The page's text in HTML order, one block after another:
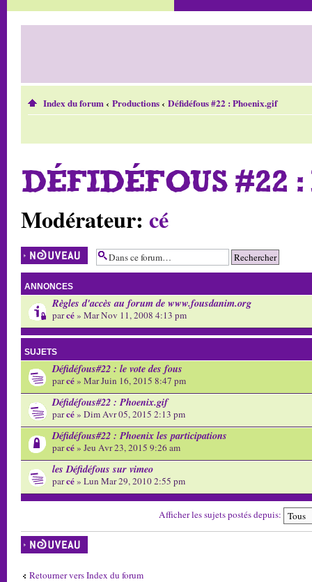
Index du forum‹ Productions‹ Défidéfous #22 : Phoenix.gif
DÉFIDÉFOUS #22
Modérateur: cé
Écrire un nouveau
sujet
ANNONCES
Règles d'accès au forum de www.fousdanim.org
parcé» Mar Nov 11, 2008 4:13 pm
SUJETS
Défidéfous#22 : le vote des fous
parcé» Mar Juin 16, 2015 8:47 pm
Défidéfous#22 : Phoenix.gif
parcé» Dim Avr 05, 2015 2:13 pm
Défidéfous#22 : Phoenix les participations
parcé» Jeu Avr 23, 2015 9:26 am
les Défidéfous sur vimeo
parcé» Lun Mar 29, 2010 2:55 pm
Afficher les sujets postés depuis:
Écrire un nouveau
sujet
Retourner vers Index du forum